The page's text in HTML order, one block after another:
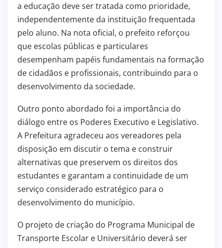
a educação deve ser tratada como prioridade,
independentemente da instituição frequentada
pelo aluno. Na nota oficial, o prefeito reforçou
que escolas públicas e particulares
desempenham papéis fundamentais na formação
de cidadãos e profissionais, contribuindo para o
desenvolvimento da sociedade.
Outro ponto abordado foi a importância do
diálogo entre os Poderes Executivo e Legislativo.
A Prefeitura agradeceu aos vereadores pela
disposição em discutir o tema e construir
alternativas que preservem os direitos dos
estudantes e garantam a continuidade de um
serviço considerado estratégico para o
desenvolvimento do município.
O projeto de criação do Programa Municipal de
Transporte Escolar e Universitário deverá ser